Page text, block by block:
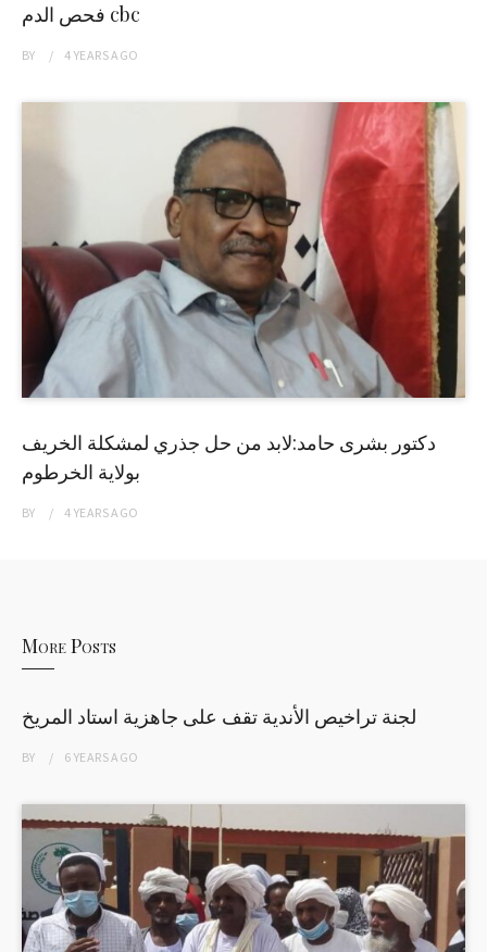
فحص الدم cbc
BY 4 YEARSAGO
دكتور بشرى حامد:لابد من حل جذري لمشكلة الخريف
بولاية الخرطوم
BY 4 YEARSAGO
More Posts
لجنة تراخيص الأندية تقف على جاهزية استاد المريخ
BY 6 YEARSAGO